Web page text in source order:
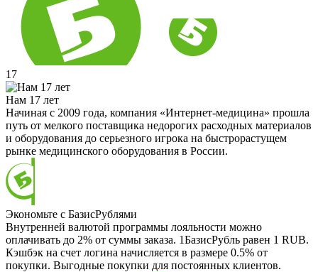
17
Нам 17 лет
Начиная с 2009 года, компания «Интернет-медицина» прошла
путь от мелкого поставщика недорогих расходных материалов
и оборудования до серьезного игрока на быстрорастущем
рынке медицинского оборудования в России.
Экономьте с БазисРублями
Внутренней валютой программы лояльности можно
оплачивать до 2% от суммы заказа. 1БазисРубль равен 1 RUB.
Кэшбэк на счет логина начисляется в размере 0.5% от
покупки. Выгодные покупки для постоянных клиентов.